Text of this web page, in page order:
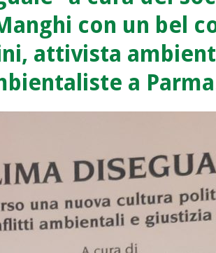
con un bel
attivista
a